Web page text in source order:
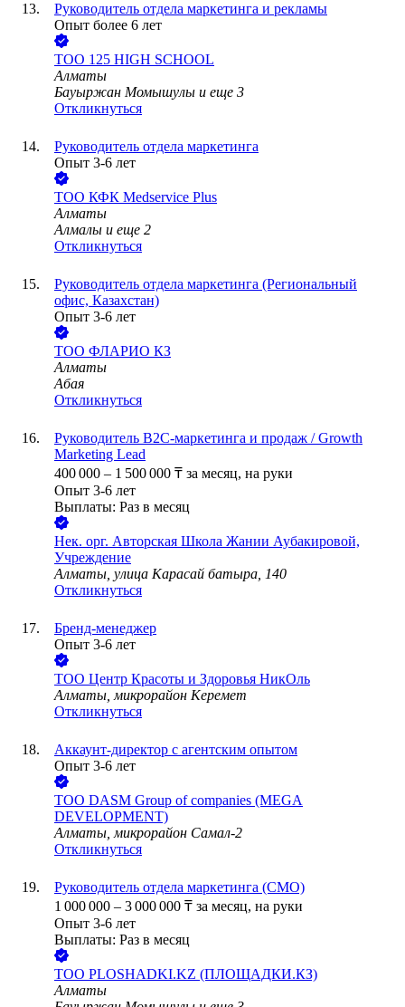
Руководитель отдела маркетинга и рекламы
Опыт более 6 лет
ТОО 125 HIGH SCHOOL
Алматы
Бауыржан Момышулы и еще 3
Откликнуться
Руководитель отдела маркетинга
Опыт 3-6 лет
ТОО КФК Medservice Plus
Алматы
Алмалы и еще 2
Откликнуться
Руководитель отдела маркетинга (Региональный
офис, Казахстан)
Опыт 3-6 лет
ТОО ФЛАРИО КЗ
Алматы
Абая
Откликнуться
Руководитель B2C-маркетинга и продаж / Growth
Marketing Lead
400 000 – 1 500 000 ₸ за месяц, на руки
Опыт 3-6 лет
Выплаты: Раз в месяц
Нек. орг. Авторская Школа Жании Аубакировой,
Учреждение
Алматы, улица Карасай батыра, 140
Откликнуться
Бренд-менеджер
Опыт 3-6 лет
ТОО Центр Красоты и Здоровья НикОль
Алматы, микрорайон Керемет
Откликнуться
Аккаунт-директор с агентским опытом
Опыт 3-6 лет
ТОО DASM Group of companies (MEGA
DEVELOPMENT)
Алматы, микрорайон Самал-2
Откликнуться
Руководитель отдела маркетинга (CMO)
1 000 000 – 3 000 000 ₸ за месяц, на руки
Опыт 3-6 лет
Выплаты: Раз в месяц
ТОО PLOSHADKI.KZ (ПЛОЩАДКИ.КЗ)
Алматы